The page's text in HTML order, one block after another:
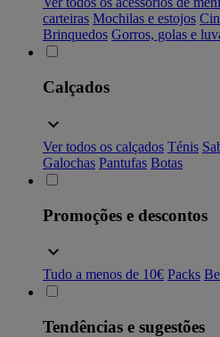
carteiras Mochilas e estojos
Brinquedos Gorros, golas e
Calçados
Ver todos os calçados Ténis
Galochas Pantufas Botas
Promoções e descontos
Tudo a menos de 10€ Packs
Tendências e sugestões